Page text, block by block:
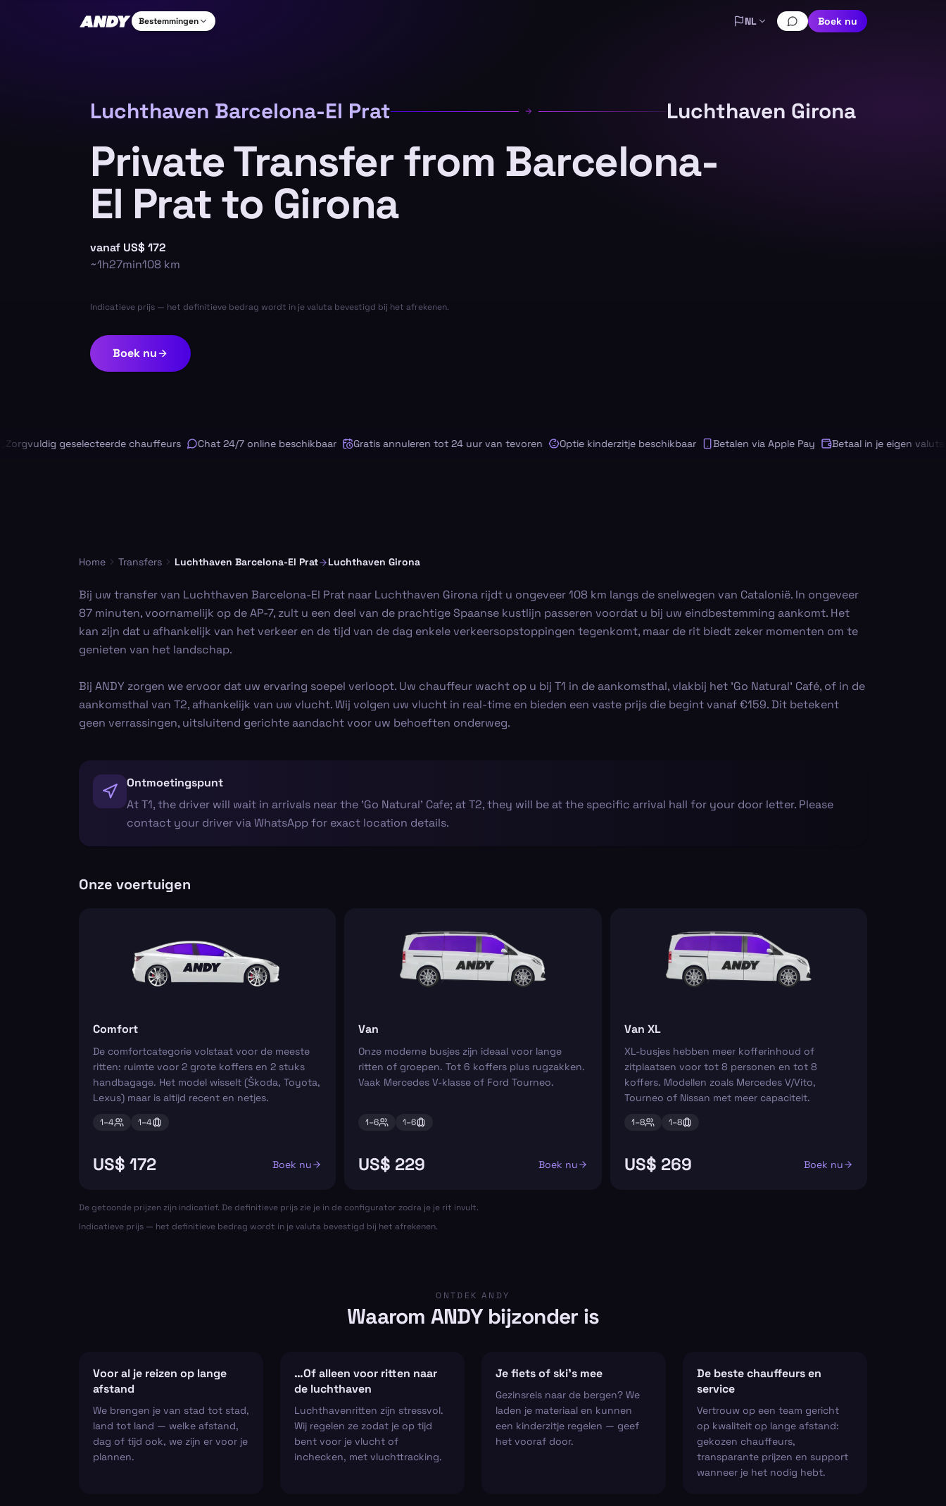
Bestemmingen NL Boek nu
Luchthaven Barcelona-El Prat Luchthaven Girona
Private Transfer from Barcelona-
El Prat to Girona
vanaf US$ 172
~1h27min108 km
Indicatieve prijs — het definitieve bedrag wordt in je valuta bevestigd bij het afrekenen.
Boek nu
geselecteerde chauffeurs Chat 24/7 online beschikbaar Gratis annuleren tot 24 uur van tevoren Optie kinderzitje beschikbaar Betalen via Apple Pay Betaal in je eigen valuta
Home Transfers Luchthaven Barcelona-El Prat Luchthaven Girona
Bij uw transfer van Luchthaven Barcelona-El Prat naar Luchthaven Girona rijdt u ongeveer 108 km langs de snelwegen van Catalonië. In ongeveer
87 minuten, voornamelijk op de AP-7, zult u een deel van de prachtige Spaanse kustlijn passeren voordat u bij uw eindbestemming aankomt. Het
kan zijn dat u afhankelijk van het verkeer en de tijd van de dag enkele verkeersopstoppingen tegenkomt, maar de rit biedt zeker momenten om te
genieten van het landschap.
Bij ANDY zorgen we ervoor dat uw ervaring soepel verloopt. Uw chauffeur wacht op u bij T1 in de aankomsthal, vlakbij het 'Go Natural' Café, of in de
aankomsthal van T2, afhankelijk van uw vlucht. Wij volgen uw vlucht in real-time en bieden een vaste prijs die begint vanaf €159. Dit betekent
geen verrassingen, uitsluitend gerichte aandacht voor uw behoeften onderweg.
Ontmoetingspunt
At T1, the driver will wait in arrivals near the 'Go Natural' Cafe; at T2, they will be at the specific arrival hall for your door letter. Please
contact your driver via WhatsApp for exact location details.
Onze voertuigen
Comfort
De comfortcategorie volstaat voor de meeste
ritten: ruimte voor 2 grote koffers en 2 stuks
handbagage. Het model wisselt (Škoda, Toyota,
Lexus) maar is altijd recent en netjes.
1–4 1–4
US$ 172 Boek nu
Van
Onze moderne busjes zijn ideaal voor lange
ritten of groepen. Tot 6 koffers plus rugzakken.
Vaak Mercedes V-klasse of Ford Tourneo.
1–6 1–6
US$ 229 Boek nu
Van XL
XL-busjes hebben meer kofferinhoud of
zitplaatsen voor tot 8 personen en tot 8
koffers. Modellen zoals Mercedes V/Vito,
Tourneo of Nissan met meer capaciteit.
1–8 1–8
US$ 269 Boek nu
De getoonde prijzen zijn indicatief. De definitieve prijs zie je in de configurator zodra je je rit invult.
Indicatieve prijs — het definitieve bedrag wordt in je valuta bevestigd bij het afrekenen.
ONTDEK ANDY
Waarom ANDY bijzonder is
Voor al je reizen op lange
afstand
We brengen je van stad tot stad,
land tot land — welke afstand,
dag of tijd ook, we zijn er voor je
plannen.
…Of alleen voor ritten naar
de luchthaven
Luchthavenritten zijn stressvol.
Wij regelen ze zodat je op tijd
bent voor je vlucht of
inchecken, met vluchttracking.
Je fiets of ski’s mee
Gezinsreis naar de bergen? We
laden je materiaal en kunnen
een kinderzitje regelen — geef
het vooraf door.
De beste chauffeurs en
service
Vertrouw op een team gericht
op kwaliteit op lange afstand:
gekozen chauffeurs,
transparante prijzen en support
wanneer je het nodig hebt.